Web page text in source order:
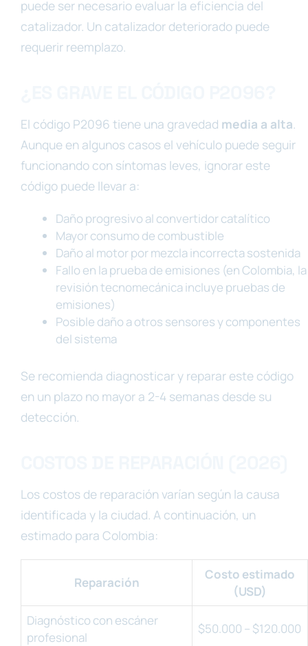
puede ser necesario evaluar la eficiencia del
catalizador. Un catalizador deteriorado puede
requerir reemplazo.
El código P2096 tiene una gravedad media a alta.
Aunque en algunos casos el vehículo puede seguir
funcionando con síntomas leves, ignorar este
código puede llevar a:
Daño progresivo al convertidor catalítico
Mayor consumo de combustible
Daño al motor por mezcla incorrecta sostenida
Fallo en la prueba de emisiones (en Colombia, la
revisión tecnomecánica incluye pruebas de
emisiones)
Posible daño a otros sensores y componentes
del sistema
Se recomienda diagnosticar y reparar este código
en un plazo no mayor a 2-4 semanas desde su
detección.
Los costos de reparación varían según la causa
identificada y la ciudad. A continuación, un
estimado para Colombia:
Reparación
Costo estimado
(USD)
Diagnóstico con escáner
profesional
$50.000 – $120.000